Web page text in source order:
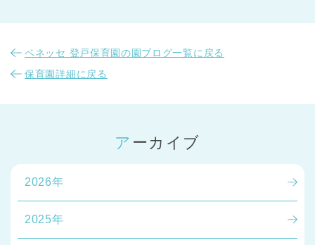
ベネッセ 登戸保育園の園ブログ一覧に戻る
保育園詳細に戻る
アーカイブ
2026年
2025年